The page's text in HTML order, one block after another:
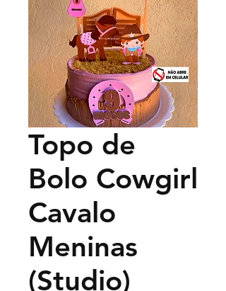
Topo de
Bolo Cowgirl
Cavalo
Meninas
(Studio)